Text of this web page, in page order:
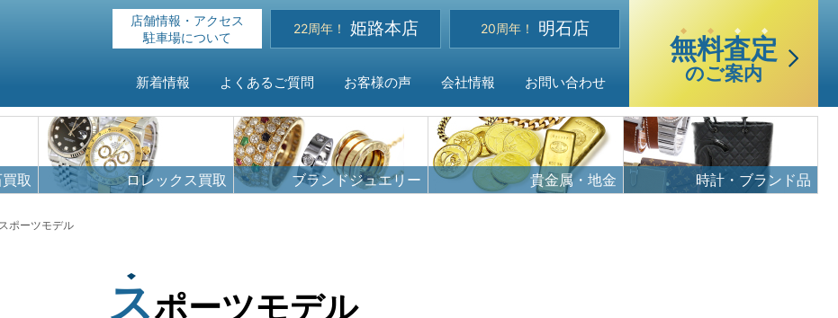
選 べる買取・査定方法
HOME
新着情報 よくあるご質問 お客様の声 会社情報 お問い合わせ
店舗情報・アクセス
駐車場について
22周年！ 姫路本店 20周年！ 明石店
無料査定
のご案内
取 ロレックス買取 ブランドジュエリー 貴金属・地金 時計・ブランド品
スポーツモデル
スポーツモデル